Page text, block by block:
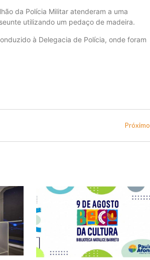
da Polícia Militar atenderam a uma
utilizando um pedaço de madeira.
à Delegacia de Polícia, onde foram
Próximo